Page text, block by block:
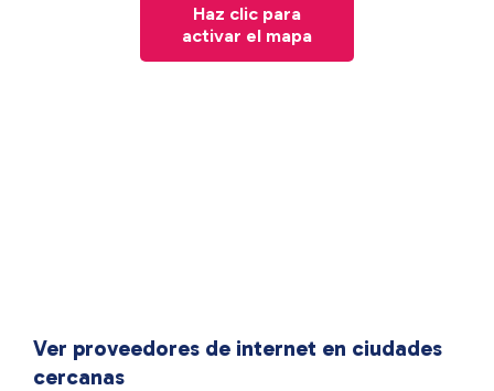
Haz clic para
activar el mapa
Ver proveedores de internet en ciudades
cercanas